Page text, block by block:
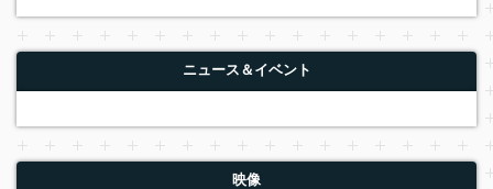
ニュース＆イベント
映像